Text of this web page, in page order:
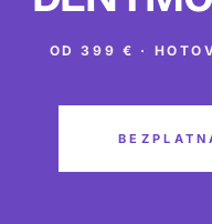
OD 399 € ·